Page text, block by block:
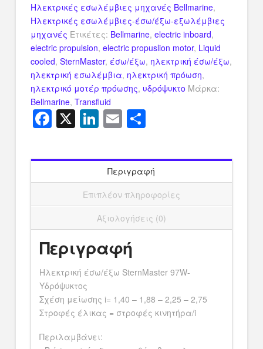
Ηλεκτρικές εσωλέμβιες μηχανές Bellmarine,
Ηλεκτρικές εσωλέμβιες-έσω/έξω-εξωλέμβιες
μηχανές Ετικέτες: Bellmarine, electric inboard,
electric propulsion, electric propuslion motor, Liquid
cooled, SternMaster, έσω/έξω, ηλεκτρική έσω/έξω,
ηλεκτρική εσωλέμβια, ηλεκτρική πρόωση,
ηλεκτρικό μοτέρ πρόωσης, υδρόψυκτο Μάρκα:
Bellmarine, Transfluid
Facebook
X LinkedIn
Email
Περιγραφή
Επιπλέον πληροφορίες
Αξιολογήσεις (0)
Περιγραφή
Ηλεκτρική έσω/έξω SternMaster 97W-
Υδρόψυκτος
Σχέση μείωσης i= 1,40 – 1,88 – 2,25 – 2,75
Στροφές έλικας = στροφές κινητήρα/i
Περιλαμβάνει: